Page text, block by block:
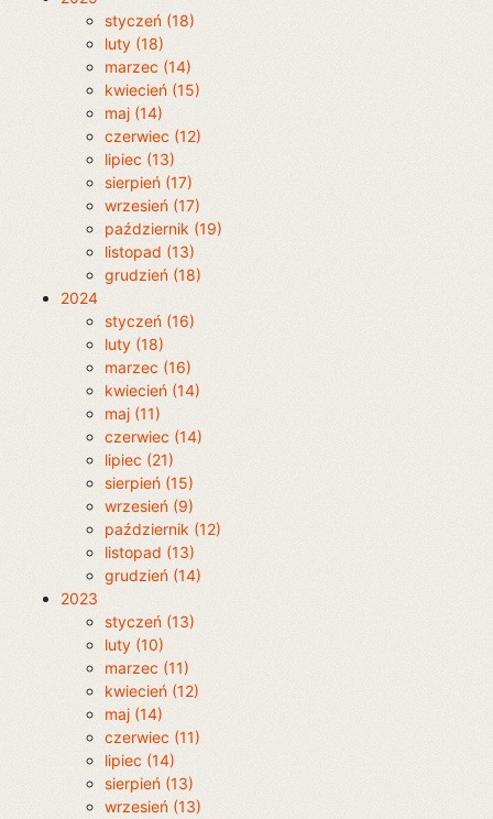
styczeń (18)
luty (18)
marzec (14)
kwiecień (15)
maj (14)
czerwiec (12)
lipiec (13)
sierpień (17)
wrzesień (17)
październik (19)
listopad (13)
grudzień (18)
2024
styczeń (16)
luty (18)
marzec (16)
kwiecień (14)
maj (11)
czerwiec (14)
lipiec (21)
sierpień (15)
wrzesień (9)
październik (12)
listopad (13)
grudzień (14)
2023
styczeń (13)
luty (10)
marzec (11)
kwiecień (12)
maj (14)
czerwiec (11)
lipiec (14)
sierpień (13)
wrzesień (13)